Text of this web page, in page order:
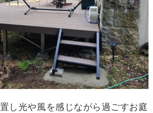
し光や風を感じながら過ごすお庭